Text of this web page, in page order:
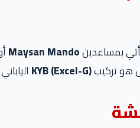
بمساعدينMaysan Mando
هو تركيبKYB (Excel-G)